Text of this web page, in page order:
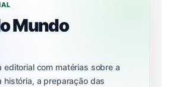
Mundo
editorial com matérias sobre a
história, a preparação das